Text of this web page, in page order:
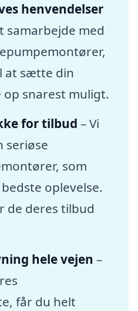
henvendelser
samarbejde med
at sætte din
snarest muligt.
for tilbud – Vi
seriøse
som
oplevelse.
de deres tilbud
hele vejen –
får du helt